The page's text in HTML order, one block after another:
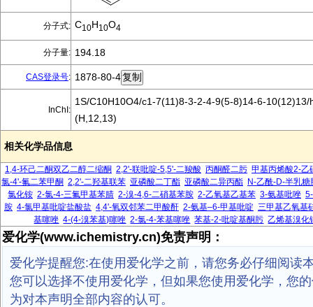
分子式: C10H10O4
分子量: 194.18
CAS登录号: 1878-80-4
InChI:
1S/C10H10O4/c1-7(11)8-3-2-4-9(5-8)14-6-10(12)13/
(H,12,13)
相关化学品信息
1,4-环己二酮双乙二醇二缩酮 2,2'-联吡啶-5,5'-二羧酸 丙酮醛二肟 甲基丙烯酸2-乙
氯-4'-氟二苯甲酮 2,2'-二羟基联苯 亚磷酸二丁酯 亚磷酸二异丙酯 N-乙酰-D-半乳糖
氯化铵 2-氯-4-三氟甲基苯腈 2-溴-4,6-二硝基苯胺 2-乙氧基乙基苯 3-氨基吡唑
胺 4-氯甲基吡啶盐酸盐 4,4'-氧双邻苯二甲酸酐 2-氨基–6-甲基吡啶 三甲基乙氧基
基噻唑 4-(4-溴苯基)噻唑 2-氯-4-苯基噻唑 苯基-2-吡啶基酮肟 乙烯基溴化
爱化学(www.ichemistry.cn)免责声明：
爱化学提醒您:在使用爱化学之前，请您务必仔细阅读
您可以选择不使用爱化学，但如果您使用爱化学，您
为对本声明全部内容的认可。